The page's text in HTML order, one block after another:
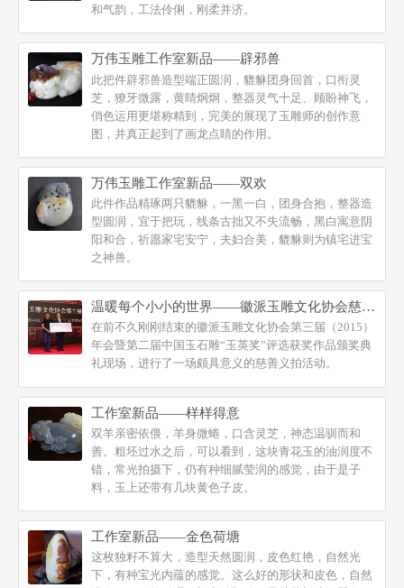
和气韵，工法伶俐，刚柔并济。
万伟玉雕工作室新品——辟邪兽
此把件辟邪兽造型端正圆润，貔貅团身回首，口衔灵
芝，獠牙微露，黄睛炯炯，整器灵气十足、顾盼神飞，
俏色运用更堪称精到，完美的展现了玉雕师的创作意
图，并真正起到了画龙点睛的作用。
万伟玉雕工作室新品——双欢
此件作品精琢两只貔貅，一黑一白，团身合抱，整器造
型圆润，宜于把玩，线条古拙又不失流畅，黑白寓意阴
阳和合，祈愿家宅安宁，夫妇合美，貔貅则为镇宅进宝
之神兽。
温暖每个小小的世界——徽派玉雕文化协会慈善义拍
在前不久刚刚结束的徽派玉雕文化协会第三届（2015）
年会暨第二届中国玉石雕“玉英奖”评选获奖作品颁奖典
礼现场，进行了一场颇具意义的慈善义拍活动。
工作室新品——样样得意
双羊亲密依偎，羊身微蜷，口含灵芝，神态温驯而和
善。粗坯过水之后，可以看到，这块青花玉的油润度不
错，常光拍摄下，仍有种细腻莹润的感觉，由于是子
料，玉上还带有几块黄色子皮。
工作室新品——金色荷塘
这枚独籽不算大，造型天然圆润，皮色红艳，自然光
下，有种宝光内蕴的感觉。这么好的形状和皮色，自然